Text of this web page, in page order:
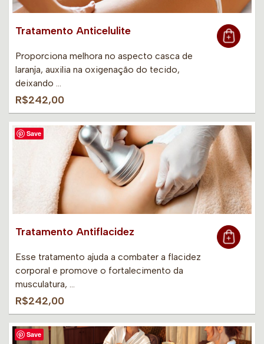
Tratamento Anticelulite
Proporciona melhora no aspecto casca de
laranja, auxilia na oxigenação do tecido,
deixando …
R$242,00
Save
Tratamento Antiflacidez
Esse tratamento ajuda a combater a flacidez
corporal e promove o fortalecimento da
musculatura, …
R$242,00
Save